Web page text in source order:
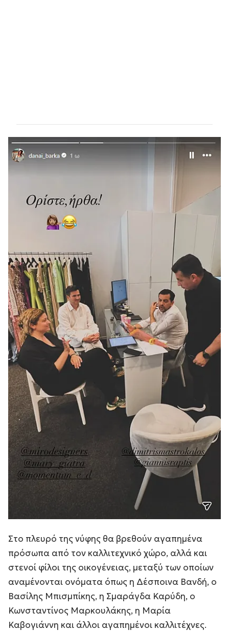
Στο πλευρό της νύφης θα βρεθούν αγαπημένα
πρόσωπα από τον καλλιτεχνικό χώρο, αλλά και
στενοί φίλοι της οικογένειας, μεταξύ των οποίων
αναμένονται ονόματα όπως η Δέσποινα Βανδή, ο
Βασίλης Μπισμπίκης, η Σμαράγδα Καρύδη, ο
Κωνσταντίνος Μαρκουλάκης, η Μαρία
Καβογιάννη και άλλοι αγαπημένοι καλλιτέχνες.